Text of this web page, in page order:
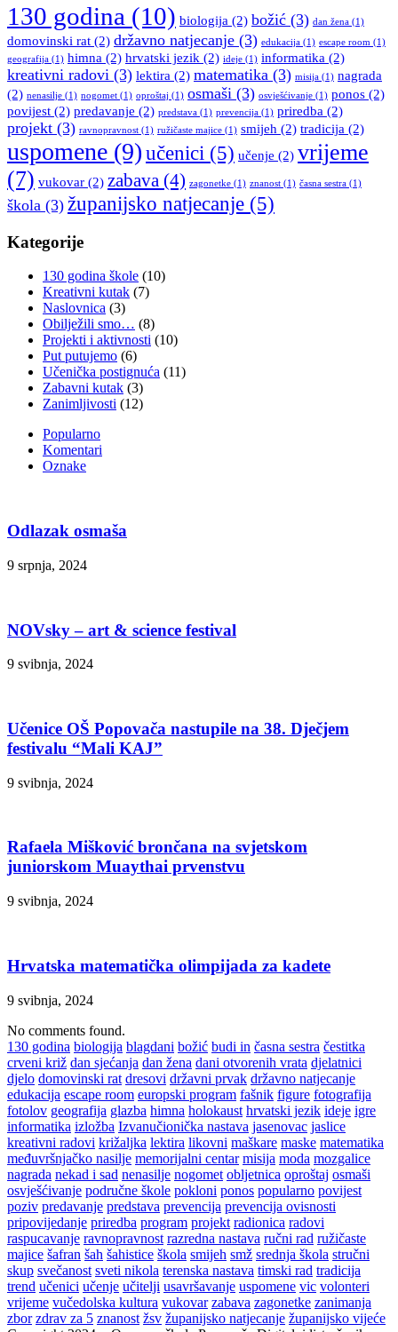
130 godina (10) biologija (2) božić (3) dan žena (1)
domovinski rat (2) državno natjecanje (3) edukacija (1) escape room (1)
geografija (1) himna (2) hrvatski jezik (2) ideje (1) informatika (2)
kreativni radovi (3) lektira (2) matematika (3) misija (1) nagrada
(2) nenasilje (1) nogomet (1) oproštaj (1) osmaši (3) osvješćivanje (1) ponos (2)
povijest (2) predavanje (2) predstava (1) prevencija (1) priredba (2)
projekt (3) ravnopravnost (1) ružičaste majice (1) smijeh (2) tradicija (2)
uspomene (9) učenici (5) učenje (2) vrijeme
(7) vukovar (2) zabava (4) zagonetke (1) znanost (1) časna sestra (1)
škola (3) županijsko natjecanje (5)
Kategorije
130 godina škole (10)
Kreativni kutak (7)
Naslovnica (3)
Obilježili smo… (8)
Projekti i aktivnosti (10)
Put putujemo (6)
Učenička postignuća (11)
Zabavni kutak (3)
Zanimljivosti (12)
Popularno
Komentari
Oznake
Odlazak osmaša
9 srpnja, 2024
NOVsky – art & science festival
9 svibnja, 2024
Učenice OŠ Popovača nastupile na 38. Dječjem
festivalu “Mali KAJ”
9 svibnja, 2024
Rafaela Mišković brončana na svjetskom
juniorskom Muaythai prvenstvu
9 svibnja, 2024
Hrvatska matematička olimpijada za kadete
9 svibnja, 2024
No comments found.
130 godina biologija blagdani božić budi in časna sestra čestitka
crveni križ dan sjećanja dan žena dani otvorenih vrata djelatnici
djelo domovinski rat dresovi državni prvak državno natjecanje
edukacija escape room europski program fašnik figure fotografija
fotolov geografija glazba himna holokaust hrvatski jezik ideje igre
informatika izložba Izvanučionička nastava jasenovac jaslice
kreativni radovi križaljka lektira likovni maškare maske matematika
međuvršnjačko nasilje memorijalni centar misija moda mozgalice
nagrada nekad i sad nenasilje nogomet obljetnica oproštaj osmaši
osvješćivanje područne škole pokloni ponos popularno povijest
poziv predavanje predstava prevencija prevencija ovisnosti
pripovijedanje priredba program projekt radionica radovi
raspucavanje ravnopravnost razredna nastava ručni rad ružičaste
majice šafran šah šahistice škola smijeh smž srednja škola stručni
skup svečanost sveti nikola terenska nastava timski rad tradicija
trend učenici učenje učitelji usavršavanje uspomene vic volonteri
vrijeme vučedolska kultura vukovar zabava zagonetke zanimanja
zbor zdrav za 5 znanost žsv županijsko natjecanje županijsko vijeće